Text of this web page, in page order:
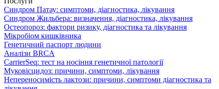
Синдром Патау: симптоми, дiагностика, лiкування
Синдром Жильбера: визначення, діагностика, лікування
Остеопороз: фактори ризику, діагностика та лікування
Мікробіом кишківника
Генетичний паспорт людини
Аналізи BRCA
CarrierSeq: тест на носіння генетичної патології
Муковісцидоз: причини, симптоми, лікування
Непереносимість лактози: причини, симптоми діагностика та